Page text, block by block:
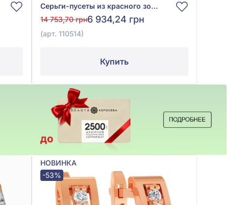
Серьги-пусеты из красного золота 585° с фианитом, арт. 110514
14 753,70 грн6 934,24 грн
(арт. 110514)
Купить
НОВИНКА
-53%